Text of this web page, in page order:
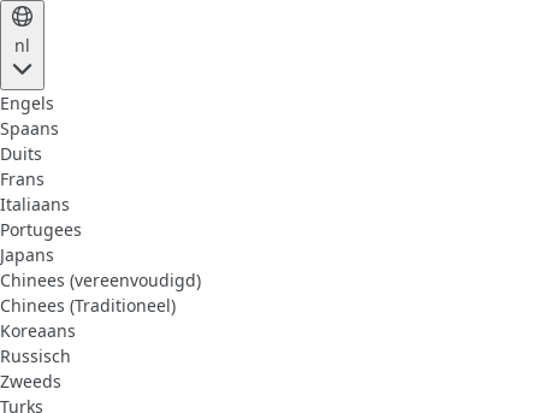
nl
Engels
Spaans
Duits
Frans
Italiaans
Portugees
Japans
Chinees (vereenvoudigd)
Chinees (Traditioneel)
Koreaans
Russisch
Zweeds
Turks